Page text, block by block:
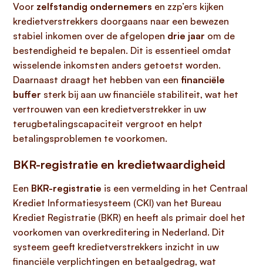
Voor zelfstandig ondernemers en zzp’ers kijken
kredietverstrekkers doorgaans naar een bewezen
stabiel inkomen over de afgelopen drie jaar om de
bestendigheid te bepalen. Dit is essentieel omdat
wisselende inkomsten anders getoetst worden.
Daarnaast draagt het hebben van een financiële
buffer sterk bij aan uw financiële stabiliteit, wat het
vertrouwen van een kredietverstrekker in uw
terugbetalingscapaciteit vergroot en helpt
betalingsproblemen te voorkomen.
BKR-registratie en kredietwaardigheid
Een BKR-registratie is een vermelding in het Centraal
Krediet Informatiesysteem (CKI) van het Bureau
Krediet Registratie (BKR) en heeft als primair doel het
voorkomen van overkreditering in Nederland. Dit
systeem geeft kredietverstrekkers inzicht in uw
financiële verplichtingen en betaalgedrag, wat